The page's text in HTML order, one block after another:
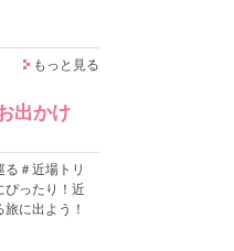
もっと見る
出かけ
＃近場トリ
ぴったり！近
に出よう！